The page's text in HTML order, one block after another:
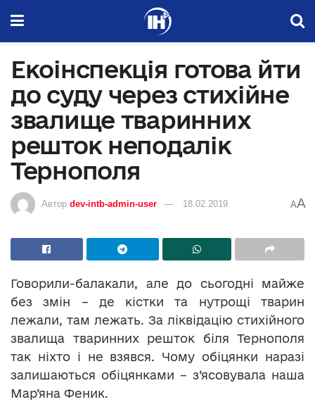
Екоінспекція готова йти
до суду через стихійне
звалище тваринних
решток неподалік
Тернополя
Автор dev-intb-admin-user 18.02.2019 AA
Говорили-балакали, але до сьогодні майже
без змін – де кістки та нутрощі тварин
лежали, там лежать. За ліквідацію стихійного
звалища тваринних решток біля Тернополя
так ніхто і не взявся. Чому обіцянки наразі
залишаються обіцянками – з’ясовувала наша
Мар’яна Феник.